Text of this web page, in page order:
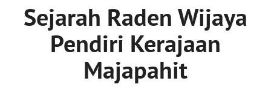
Sejarah Raden Wijaya
Pendiri Kerajaan
Majapahit